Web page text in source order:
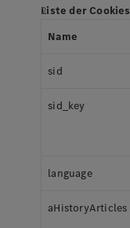
Liste der Cookies
Name
sid
sid_key
language
aHistoryArticles